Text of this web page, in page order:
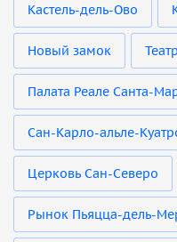
Кастель-дель-Ово
Новый замок
Палата Реале Санта-
Сан-Карло-альле-
Церковь Сан-Северо
Рынок Пьяцца-дель-